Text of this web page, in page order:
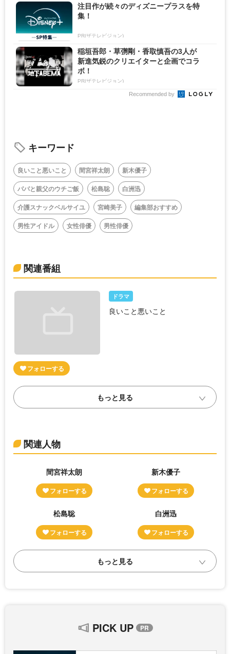
注目作が続々のディズニープラスを特
集！
PR(ザテレビジョン)
稲垣吾郎・草彅剛・香取慎吾の3人が
新進気鋭のクリエイターと企画でコラ
ボ！
PR(ザテレビジョン)
Recommended by
キーワード
良いこと悪いこと 間宮祥太朗
新木優子
パパと親父のウチご飯
松島聡
白洲迅
介護スナックベルサイユ
宮崎美子
編集部おすすめ
男性アイドル
女性俳優 男性俳優
関連番組
ドラマ
良いこと悪いこと
関連人物
間宮祥太朗 新木優子
松島聡 白洲迅
PICK UP